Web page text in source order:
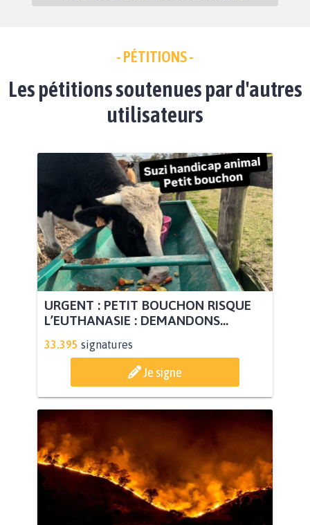
- PÉTITIONS -
Les pétitions soutenues par d'autres
utilisateurs
URGENT : PETIT BOUCHON RISQUE
L’EUTHANASIE : DEMANDONS...
33.395 signatures
Je signe